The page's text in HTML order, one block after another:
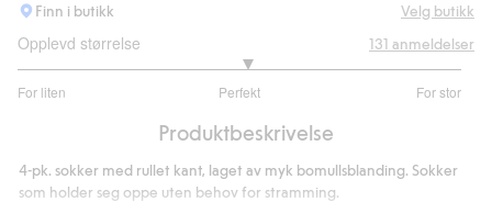
Finn i butikk
Velg butikk
Opplevd størrelse
For liten Perfekt For stor
av
94
stemmer
131 anmeldelser
Produktbeskrivelse
4-pk. sokker med rullet kant, laget av myk bomullsblanding. Sokker
som holder seg oppe uten behov for stramming.